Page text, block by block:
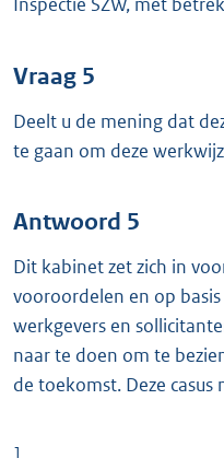
Vraag 5
Deelt u de mening dat
te gaan om deze
Antwoord 5
Dit kabinet zet zich in
vooroordelen en op
werkgevers en
naar te doen om te
de toekomst. Deze
1